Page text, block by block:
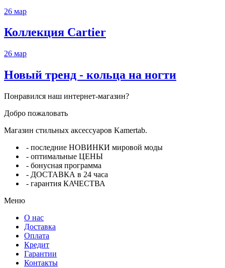
26 мар
Коллекция Cartier
26 мар
Новый тренд - кольца на ногти
Понравился наш интернет-магазин?
Добро пожаловать
Магазин стильных аксессуаров Kamertab.
- последние НОВИНКИ мировой моды
- оптимальные ЦЕНЫ
- бонусная программа
- ДОСТАВКА в 24 часа
- гарантия КАЧЕСТВА
Меню
О нас
Доставка
Оплата
Кредит
Гарантии
Контакты